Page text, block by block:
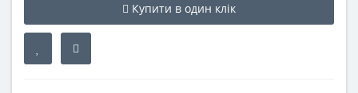
Купити в один клік